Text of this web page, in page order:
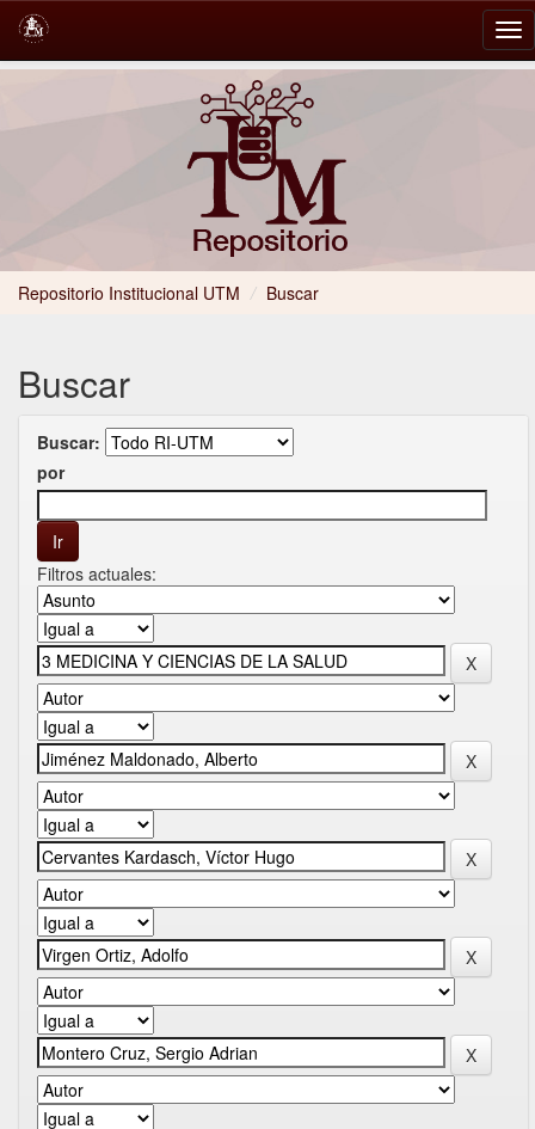
Repositorio Institucional UTM / Buscar
Buscar
Buscar:
por
Filtros actuales: